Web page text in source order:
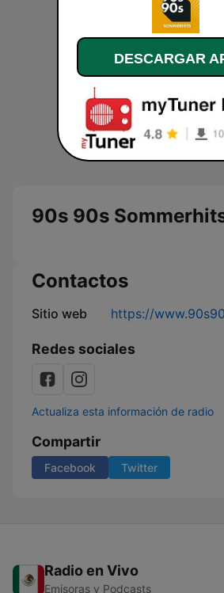
90s 90s
Contactos
Sitio web https://
Redes sociales
Actualiza esta información de radio
Compartir
Facebook Twitter
Radio en Vivo
Emisoras y Podcasts
DESCARGAR